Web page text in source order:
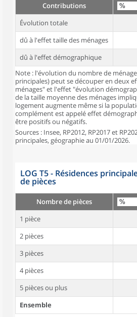
Contributions
Évolution totale
dû à l'effet taille des ménages
dû à l'effet démographique
Note : l'évolution du nombre de
principales) peut se découper en deux
ménages" et l'effet "évolution
de la taille moyenne des ménages
logement augmente même si la
complément est appelé effet
être positifs ou négatifs.
Sources : Insee, RP2012, RP2017 et
principales, géographie au 01/01/2026.
LOG T5 - Résidences
de pièces
Nombre de pièces
1 pièce
2 pièces
3 pièces
4 pièces
5 pièces ou plus
Ensemble